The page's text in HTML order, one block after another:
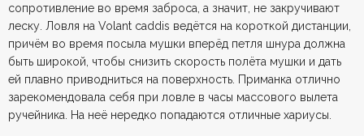
сопротивление во время заброса, а значит, не закручивают
леску. Ловля на Volant caddis ведётся на короткой дистанции,
причём во время посыла мушки вперёд петля шнура должна
быть широкой, чтобы снизить скорость полёта мушки и дать
ей плавно приводниться на поверхность. Приманка отлично
зарекомендовала себя при ловле в часы массового вылета
ручейника. На неё нередко попадаются отличные хариусы.